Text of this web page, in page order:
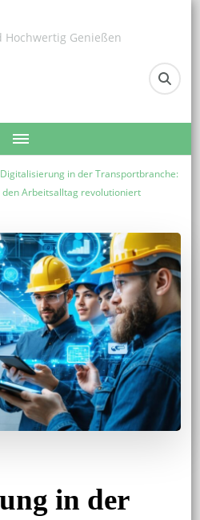
Hochwertig Genießen
Digitalisierung in der Transportbranche:
Arbeitsalltag revolutioniert
in der